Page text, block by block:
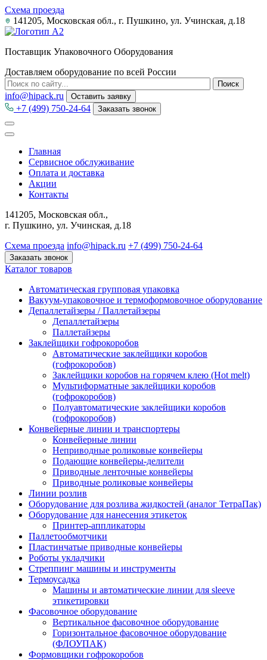
Схема проезда
141205, Московская обл., г. Пушкино, ул. Учинская, д.18
Поставщик Упаковочного Оборудования
Доставляем оборудование по всей России
info@hipack.ru Оставить заявку
+7 (499) 750-24-64 Заказать звонок
Главная
Сервисное обслуживание
Оплата и доставка
Акции
Контакты
141205, Московская обл.,
г. Пушкино, ул. Учинская, д.18
Схема проезда info@hipack.ru +7 (499) 750-24-64
Заказать звонок
Каталог товаров
Автоматическая групповая упаковка
Вакуум-упаковочное и термоформовочное оборудование
Депаллетайзеры / Паллетайзеры
Депаллетайзеры
Паллетайзеры
Заклейщики гофрокоробов
Автоматические заклейщики коробов
(гофрокоробов)
Заклейщики коробов на горячем клею (Hot melt)
Мультиформатные заклейщики коробов
(гофрокоробов)
Полуавтоматические заклейщики коробов
(гофрокоробов)
Конвейерные линии и транспортеры
Конвейерные линии
Неприводные роликовые конвейеры
Подающие конвейеры-делители
Приводные ленточные конвейеры
Приводные роликовые конвейеры
Линии розлив
Оборудование для розлива жидкостей (аналог ТетраПак)
Оборудование для нанесения этикеток
Принтер-аппликаторы
Паллетообмотчики
Пластинчатые приводные конвейеры
Роботы укладчики
Стреппинг машины и инструменты
Термоусадка
Машины и автоматические линии для sleeve
этикетировки
Фасовочное оборудование
Вертикальное фасовочное оборудование
Горизонтальное фасовочное оборудование
(ФЛОУПАК)
Формовщики гофрокоробов